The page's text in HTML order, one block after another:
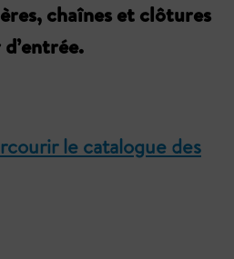
chaînes et clôtures
le catalogue des